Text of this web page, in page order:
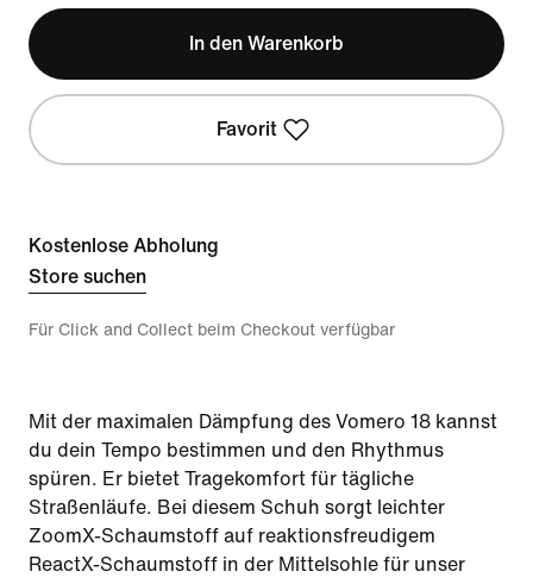
In den Warenkorb
Favorit
Kostenlose Abholung
Store suchen
Für Click and Collect beim Checkout verfügbar
Mit der maximalen Dämpfung des Vomero 18 kannst
du dein Tempo bestimmen und den Rhythmus
spüren. Er bietet Tragekomfort für tägliche
Straßenläufe. Bei diesem Schuh sorgt leichter
ZoomX-Schaumstoff auf reaktionsfreudigem
ReactX-Schaumstoff in der Mittelsohle für unser